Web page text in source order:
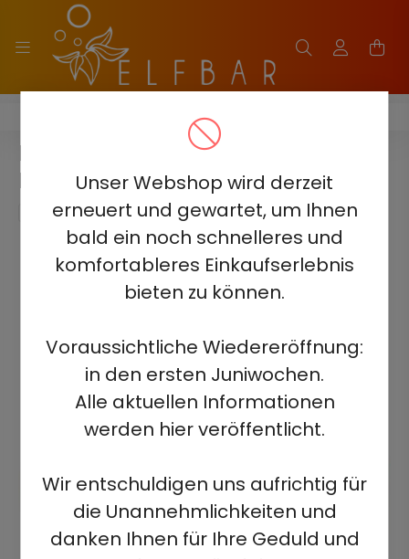
Unser Webshop wird derzeit
erneuert und gewartet, um Ihnen
bald ein noch schnelleres und
komfortableres Einkaufserlebnis
bieten zu können.
Voraussichtliche Wiedereröffnung:
in den ersten Juniwochen.
Alle aktuellen Informationen
werden hier veröffentlicht.
Wir entschuldigen uns aufrichtig für
die Unannehmlichkeiten und
danken Ihnen für Ihre Geduld und
ELF BAR 2500 - 2%
ELF BAR 2500 - COCONUT
MELON 2%